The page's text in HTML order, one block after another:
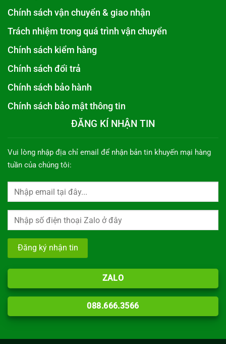
Chính sách vận chuyển & giao nhận
Trách nhiệm trong quá trình vận chuyển
Chính sách kiểm hàng
Chính sách đổi trả
Chính sách bảo hành
Chính sách bảo mật thông tin
ĐĂNG KÍ NHẬN TIN
Vui lòng nhập địa chỉ email để nhận bản tin khuyến mại hàng
tuần của chúng tôi:
ZALO
088.666.3566